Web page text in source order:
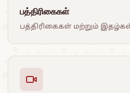
பத்திரிகைகள்
பத்திரிகைகள் மற்றும்